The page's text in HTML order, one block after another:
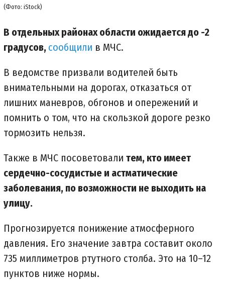
(Фото: iStock)
В отдельных районах области ожидается до -2
градусов, сообщили в МЧС.
В ведомстве призвали водителей быть
внимательными на дорогах, отказаться от
лишних маневров, обгонов и опережений и
помнить о том, что на скользкой дороге резко
тормозить нельзя.
Также в МЧС посоветовали тем, кто имеет
сердечно-сосудистые и астматические
заболевания, по возможности не выходить на
улицу.
Прогнозируется понижение атмосферного
давления. Его значение завтра составит около
735 миллиметров ртутного столба. Это на 10–12
пунктов ниже нормы.